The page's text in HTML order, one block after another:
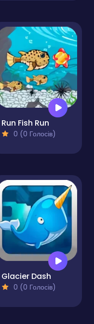
Run Fish Run
0 (0 Голосів)
Glacier Dash
0 (0 Голосів)